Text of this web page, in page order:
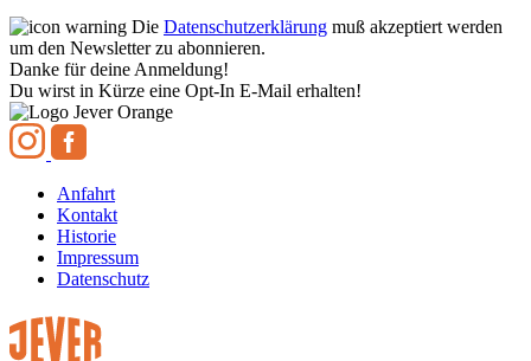
Die Datenschutzerklärung muß akzeptiert werden
um den Newsletter zu abonnieren.
Danke für deine Anmeldung!
Du wirst in Kürze eine Opt-In E-Mail erhalten!
Anfahrt
Kontakt
Historie
Impressum
Datenschutz